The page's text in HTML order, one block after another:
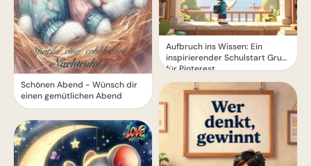
Schönen Abend - Wünsch dir
einen gemütlichen Abend
Aufbruch ins Wissen: Ein
inspirierender Schulstart Gruß
für Pinterest